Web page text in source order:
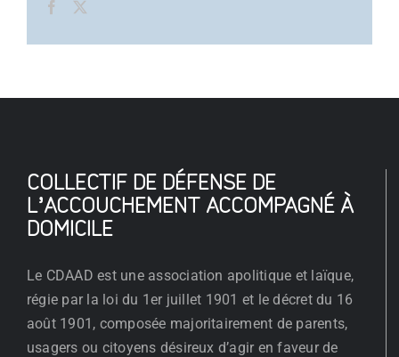
COLLECTIF DE DÉFENSE DE
L’ACCOUCHEMENT ACCOMPAGNÉ À
DOMICILE
Le CDAAD est une association apolitique et laïque,
régie par la loi du 1er juillet 1901 et le décret du 16
août 1901, composée majoritairement de parents,
usagers ou citoyens désireux d’agir en faveur de